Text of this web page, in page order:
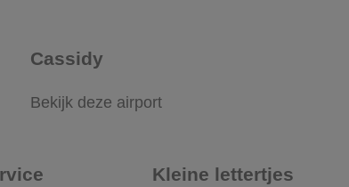
Cassidy
Bekijk deze airport
Kleine lettertjes